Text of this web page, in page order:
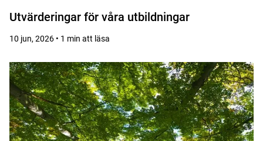
Utvärderingar för våra utbildningar
10 jun, 2026 • 1 min att läsa